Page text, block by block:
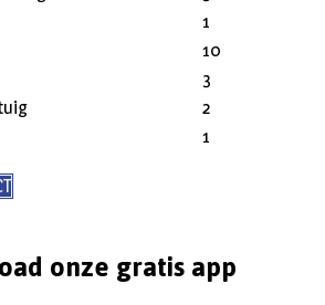
1
10
3
2
1
onze gratis app